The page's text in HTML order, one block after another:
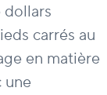
dollars
carrés au
en matière
une